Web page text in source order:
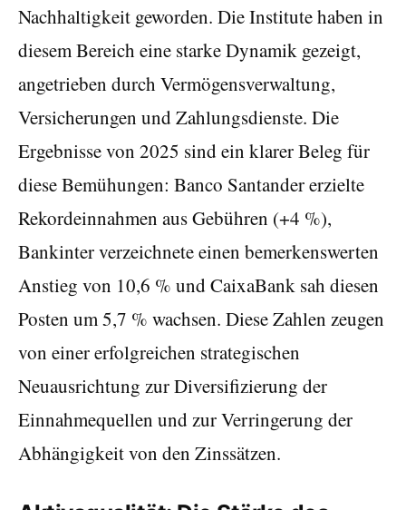
Nachhaltigkeit geworden. Die Institute haben in
diesem Bereich eine starke Dynamik gezeigt,
angetrieben durch Vermögensverwaltung,
Versicherungen und Zahlungsdienste. Die
Ergebnisse von 2025 sind ein klarer Beleg für
diese Bemühungen: Banco Santander erzielte
Rekordeinnahmen aus Gebühren (+4 %),
Bankinter verzeichnete einen bemerkenswerten
Anstieg von 10,6 % und CaixaBank sah diesen
Posten um 5,7 % wachsen. Diese Zahlen zeugen
von einer erfolgreichen strategischen
Neuausrichtung zur Diversifizierung der
Einnahmequellen und zur Verringerung der
Abhängigkeit von den Zinssätzen.